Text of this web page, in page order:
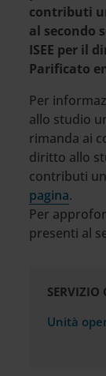
contributi
al secondo
ISEE per il
Parificato
Per
allo studio
rimanda ai
diritto allo
contributi
pagina.
Per
presenti al
SERVIZIO
Unità